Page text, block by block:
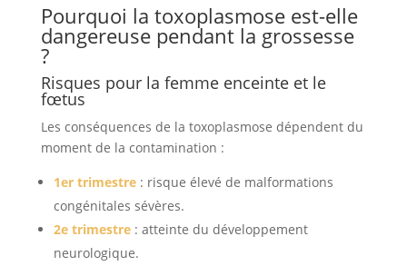
Pourquoi la toxoplasmose est-elle
dangereuse pendant la grossesse
?
Risques pour la femme enceinte et le
fœtus
Les conséquences de la toxoplasmose dépendent du
moment de la contamination :
1er trimestre: risque élevé de malformations
congénitales sévères.
2e trimestre: atteinte du développement
neurologique.